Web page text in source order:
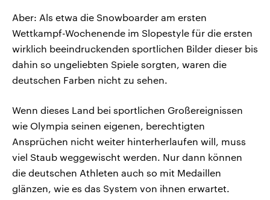
Aber: Als etwa die Snowboarder am ersten
Wettkampf-Wochenende im Slopestyle für die ersten
wirklich beeindruckenden sportlichen Bilder dieser bis
dahin so ungeliebten Spiele sorgten, waren die
deutschen Farben nicht zu sehen.
Wenn dieses Land bei sportlichen Großereignissen
wie Olympia seinen eigenen, berechtigten
Ansprüchen nicht weiter hinterherlaufen will, muss
viel Staub weggewischt werden. Nur dann können
die deutschen Athleten auch so mit Medaillen
glänzen, wie es das System von ihnen erwartet.